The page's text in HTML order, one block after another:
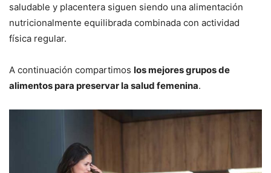
saludable y placentera siguen siendo una alimentación
nutricionalmente equilibrada combinada con actividad
física regular.
A continuación compartimos los mejores grupos de
alimentos para preservar la salud femenina.